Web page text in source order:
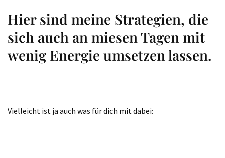
Hier sind meine Strategien, die
sich auch an miesen Tagen mit
wenig Energie umsetzen lassen.
Vielleicht ist ja auch was für dich mit dabei: